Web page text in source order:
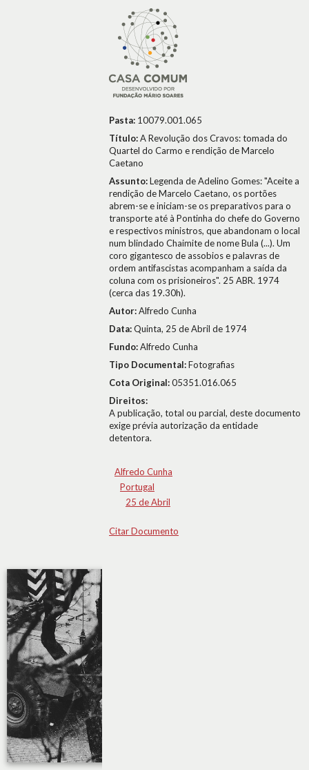
Pasta: 10079.001.065
Título:A Revolução dos Cravos: tomada do
Quartel do Carmo e rendição de Marcelo
Caetano
Assunto:Legenda de Adelino Gomes: "Aceite a
rendição de Marcelo Caetano, os portões
abrem-se e iniciam-se os preparativos para o
transporte até à Pontinha do chefe do Governo
e respectivos ministros, que abandonam o local
num blindado Chaimite de nome Bula (...). Um
coro gigantesco de assobios e palavras de
ordem antifascistas acompanham a saída da
coluna com os prisioneiros". 25 ABR. 1974
(cerca das 19.30h).
Autor:Alfredo Cunha
Data:Quinta, 25 de Abril de 1974
Fundo:Alfredo Cunha
Tipo Documental:Fotografias
Cota Original:05351.016.065
Direitos:
A publicação, total ou parcial, deste documento
exige prévia autorização da entidade
detentora.
Alfredo Cunha
Portugal
25 de Abril
Citar Documento